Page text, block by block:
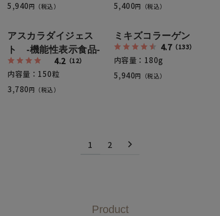
5,940円（税込）
5,400円（税込）
アスカラダイジェス
ト -機能性表示食品-
4.2 （12）
内容量：150粒
3,780円（税込）
ミキズコラーゲン
4.7（133）
内容量：180g
5,940円（税込）
1 2
Product